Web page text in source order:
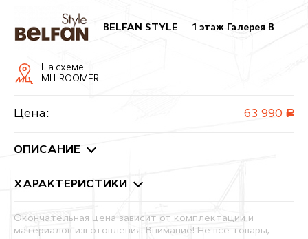
BELFAN STYLE 1 этаж Галерея B
На схеме
МЦ ROOMER
Цена: 63 990 руб.
ОПИСАНИЕ
ХАРАКТЕРИСТИКИ
Окончательная цена зависит от комплектации и
материалов изготовления. Внимание! Не все товары,